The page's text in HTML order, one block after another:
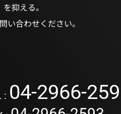
抑える。
い合わせください。
: 04-2966-